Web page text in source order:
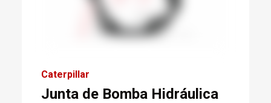
Caterpillar
Junta de Bomba Hidráulica